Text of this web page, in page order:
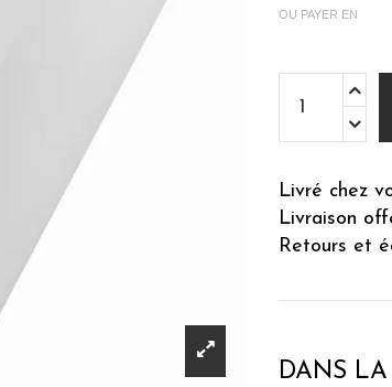
OU PAYER EN
Livré chez
Livraison
Retours et
DANS